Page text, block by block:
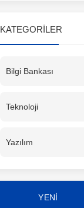
KATEGORILER
Bilgi Bankası
Teknoloji
Yazılım
YENİ